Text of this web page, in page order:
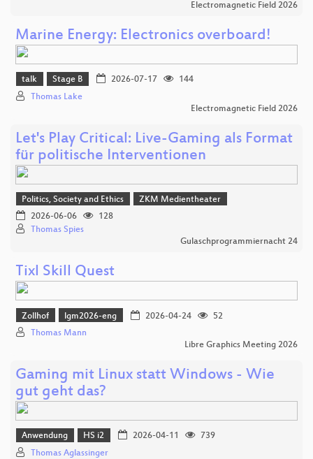
Electromagnetic Field 2026
Marine Energy: Electronics overboard!
talk Stage B 2026-07-17
144
Thomas Lake
Electromagnetic Field 2026
Let's Play Critical: Live-Gaming als Format
für politische Interventionen
Politics, Society and Ethics
ZKM Medientheater
2026-06-06
128
Thomas Spies
Gulaschprogrammiernacht 24
Tixl Skill Quest
Zollhof lgm2026-eng 2026-04-24
52
Thomas Mann
Libre Graphics Meeting 2026
Gaming mit Linux statt Windows - Wie
gut geht das?
Anwendung HS i2 2026-04-11
739
Thomas Aglassinger